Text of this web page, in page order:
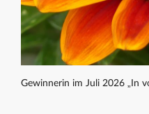
Gewinnerin im Juli 2026 „In